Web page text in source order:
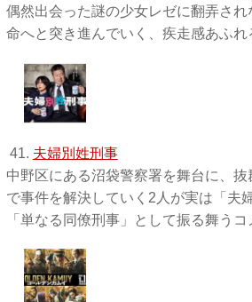
偶然出会った謎の少女レゼに翻弄さ
命へと突き進んでいく、疾走感あふれ
41. 夫婦別姓刑事
中野区にある沼袋警察署を舞台に、
で事件を解決していく2人が実は「夫
「単なる同僚刑事」として振る舞うコ